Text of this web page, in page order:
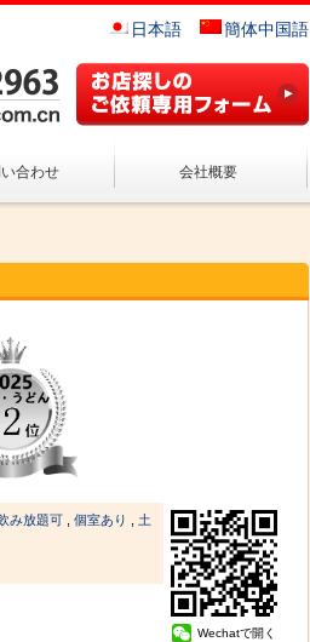
日本語 簡体中国語
合わせ 会社概要
み放題可 個室あり 土
Wechatで開く